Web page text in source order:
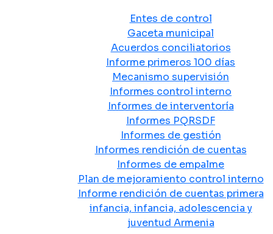
Entes de control
Gaceta municipal
Acuerdos conciliatorios
Informe primeros 100 días
Mecanismo supervisión
Informes control interno
Informes de interventoría
Informes PQRSDF
Informes de gestión
Informes rendición de cuentas
Informes de empalme
Plan de mejoramiento control interno
Informe rendición de cuentas primera
infancia, infancia, adolescencia y
juventud Armenia